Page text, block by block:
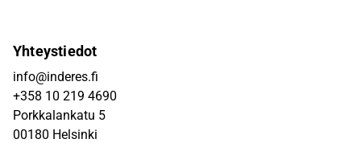
Yhteystiedot
info@inderes.fi
+358 10 219 4690
Porkkalankatu 5
00180 Helsinki